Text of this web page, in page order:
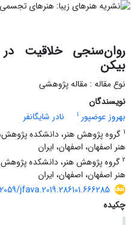
روان‌سنجی خلاقیت
بیکن
نوع مقاله : مقاله پژوهشی
نویسندگان
بهروز عوضپور 1 نادر شایگانفر
1 گروه پژوهش هنر، دانشکده
هنر اصفهان، اصفهان، ایران
2 گروه پژوهش هنر، دانشکده پژوهش
هنر اصفهان، اصفهان، ایران
jfava.2019.286101.666285
چکیده